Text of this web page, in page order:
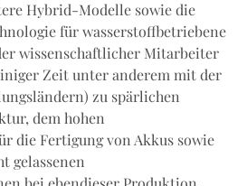
Hybrid-Modelle sowie die
für wasserstoffbetriebene
wissenschaftlicher Mitarbeiter
Zeit unter anderem mit der
zu spärlichen
dem hohen
die Fertigung von Akkus sowie
gelassenen